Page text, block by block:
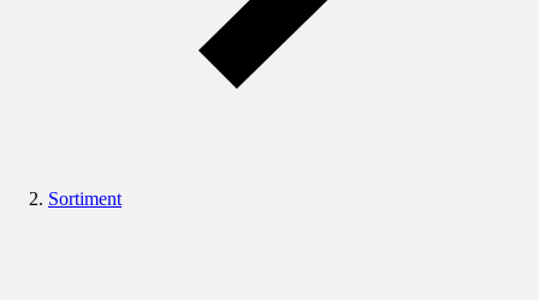
Sortiment